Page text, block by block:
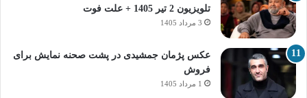
تلویزیون 2 تیر 1405 + علت فوت
3 مرداد 1405
عکس پژمان جمشیدی در پشت صحنه نمایش برای
فروش
1 مرداد 1405